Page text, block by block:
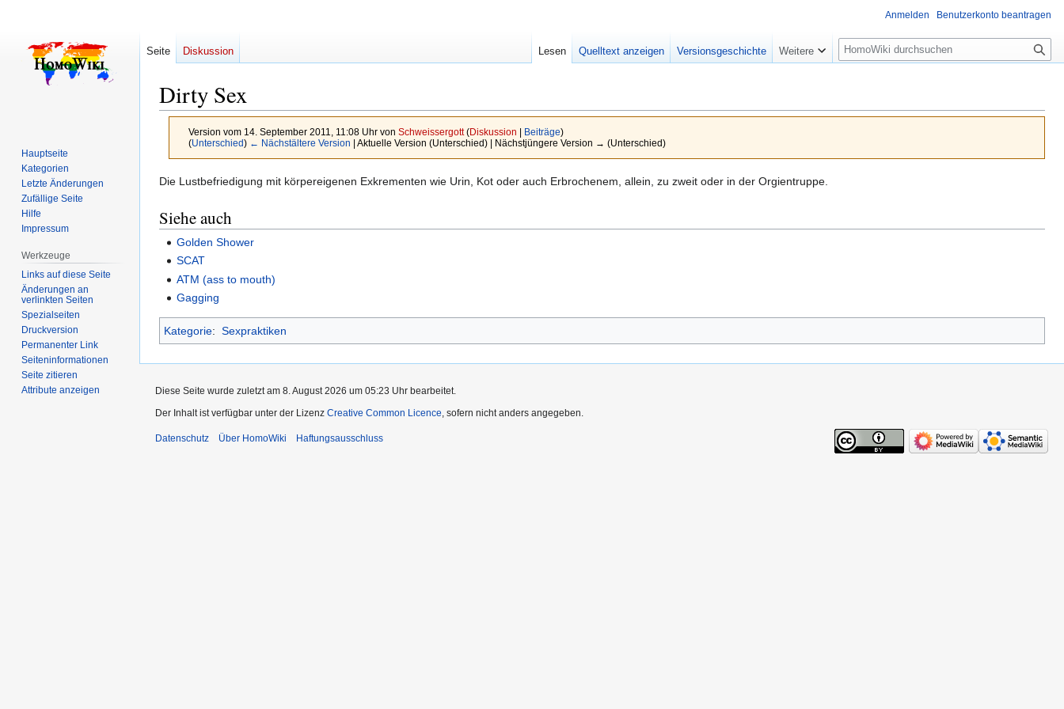
Dirty Sex
Version vom 14. September 2011, 11:08 Uhr von Schweissergott (Diskussion Beiträge)
(Unterschied) ← Nächstältere Version | Aktuelle Version (Unterschied) | Nächstjüngere Version → (Unterschied)
Zur
springen
Zur
springen
Die Lustbefriedigung mit körpereigenen Exkrementen wie Urin, Kot oder auch Erbrochenem, allein, zu zweit oder in der Orgientruppe.
Siehe auch
Golden Shower
SCAT
ATM (ass to mouth)
Gagging
Kategorie: Sexpraktiken
Anmelden Benutzerkonto beantragen
Seite Diskussion Lesen Quelltext anzeigen Versionsgeschichte Weitere
Suche
Hauptseite
Kategorien
Letzte Änderungen
Zufällige Seite
Hilfe
Impressum
Werkzeuge
Links auf diese Seite
Änderungen an
verlinkten Seiten
Spezialseiten
Druckversion
Permanenter Link
Seiten­­informationen
Seite zitieren
Attribute anzeigen
Diese Seite wurde zuletzt am 8. August 2026 um 05:23 Uhr bearbeitet.
Der Inhalt ist verfügbar unter der Lizenz Creative Common Licence, sofern nicht anders angegeben.
Datenschutz Über HomoWiki Haftungsausschluss